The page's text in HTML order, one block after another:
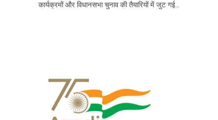
कार्यक्रमों और विधानसभा चुनाव की तैयारियों में जुट गई...